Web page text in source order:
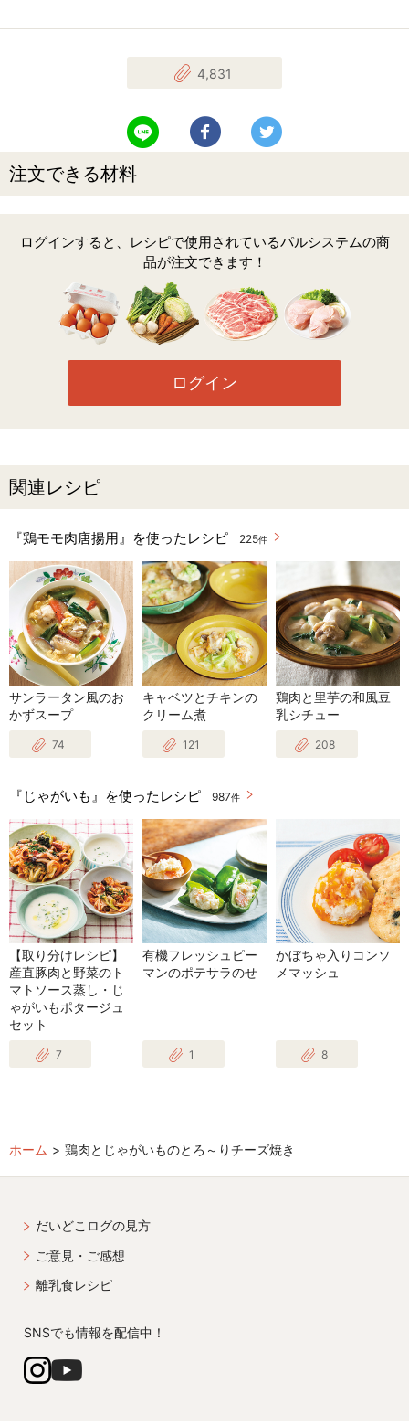
4,831
LINEで送る Facebookでシェアする
注文できる材料
ログインすると、レシピで使用されているパルシステムの商
品が注文できます！
ログイン
関連レシピ
『鶏モモ肉唐揚用』を使ったレシピ 225件
サンラータン風のお
かずスープ
74
キャベツとチキンの
クリーム煮
121
鶏肉と里芋の和風豆
乳シチュー
208
『じゃがいも』を使ったレシピ 987件
【取り分けレシピ】
産直豚肉と野菜のト
マトソース蒸し・じ
ゃがいもポタージュ
セット
7
有機フレッシュピー
マンのポテサラのせ
1
かぼちゃ入りコンソ
メマッシュ
8
ホーム 鶏肉とじゃがいものとろ～りチーズ焼き
だいどこログの見方
ご意見・ご感想
離乳食レシピ
SNSでも情報を配信中！